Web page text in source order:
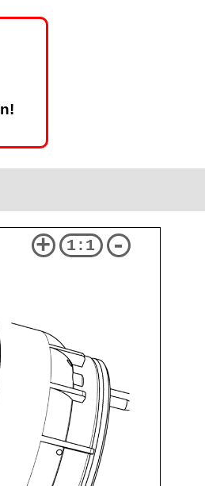
+ 1:1 -